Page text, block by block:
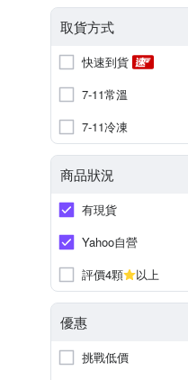
取貨方式
快速到貨
7-11常溫
7-11冷凍
商品狀況
有現貨
Yahoo自營
評價4顆
以上
優惠
挑戰低價